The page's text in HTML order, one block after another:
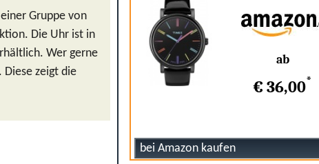
ab
€ 36,00*
Gruppe von
Die Uhr ist in
Wer gerne
zeigt die